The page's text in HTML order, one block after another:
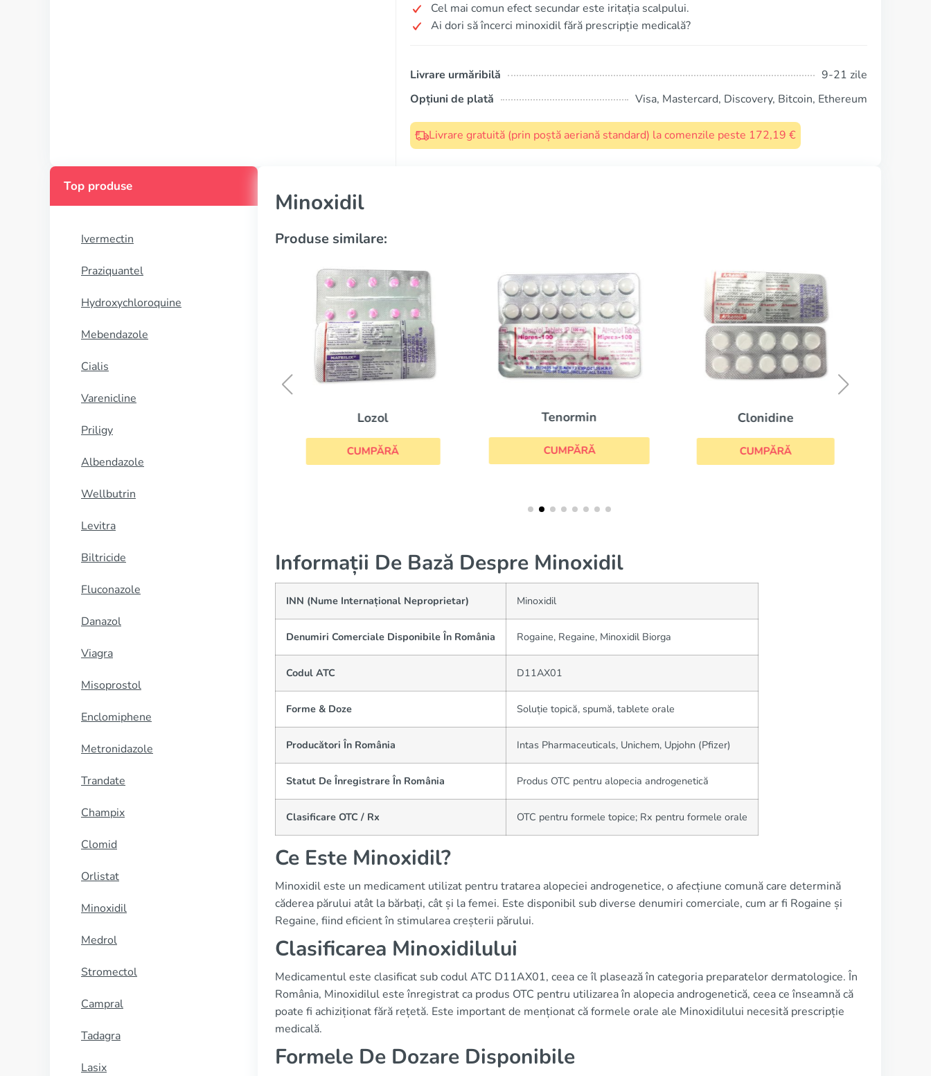
Cel mai comun efect secundar este iritația scalpului.
Ai dori să încerci minoxidil fără prescripție medicală?
Livrare urmăribilă
9-21 zile
Opțiuni de plată
Visa, Mastercard, Discovery, Bitcoin, Ethereum
Livrare gratuită (prin poștă aeriană standard) la comenzile peste 172,19 €
Top produse
Ivermectin
Praziquantel
Hydroxychloroquine
Mebendazole
Cialis
Varenicline
Priligy
Albendazole
Wellbutrin
Levitra
Biltricide
Fluconazole
Danazol
Viagra
Misoprostol
Enclomiphene
Metronidazole
Trandate
Champix
Clomid
Orlistat
Minoxidil
Medrol
Stromectol
Campral
Tadagra
Lasix
Minoxidil
Produse similare:
Lozol
CUMPĂRĂ
Tenormin
CUMPĂRĂ
Clonidine
CUMPĂRĂ
Informații De Bază Despre Minoxidil
INN (Nume Internațional Neproprietar) Minoxidil
Denumiri Comerciale Disponibile În România Rogaine, Regaine, Minoxidil Biorga
Codul ATC D11AX01
Forme & Doze Soluție topică, spumă, tablete orale
Producători În România Intas Pharmaceuticals, Unichem, Upjohn (Pfizer)
Statut De Înregistrare În România Produs OTC pentru alopecia androgenetică
Clasificare OTC / Rx OTC pentru formele topice; Rx pentru formele orale
Ce Este Minoxidil?
Minoxidil este un medicament utilizat pentru tratarea alopeciei androgenetice, o afecțiune comună care determină
căderea părului atât la bărbați, cât și la femei. Este disponibil sub diverse denumiri comerciale, cum ar fi Rogaine și
Regaine, fiind eficient în stimularea creșterii părului.
Clasificarea Minoxidilului
Medicamentul este clasificat sub codul ATC D11AX01, ceea ce îl plasează în categoria preparatelor dermatologice. În
România, Minoxidilul este înregistrat ca produs OTC pentru utilizarea în alopecia androgenetică, ceea ce înseamnă că
poate fi achiziționat fără rețetă. Este important de menționat că formele orale ale Minoxidilului necesită prescripție
medicală.
Formele De Dozare Disponibile